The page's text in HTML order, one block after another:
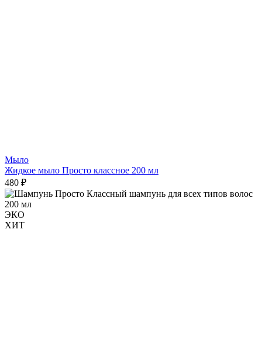
Мыло
Жидкое мыло Просто классное 200 мл
480 ₽
ЭКО
ХИТ